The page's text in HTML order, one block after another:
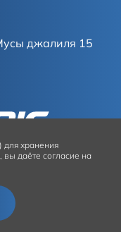
джалиля 15
для хранения
даёте согласие на